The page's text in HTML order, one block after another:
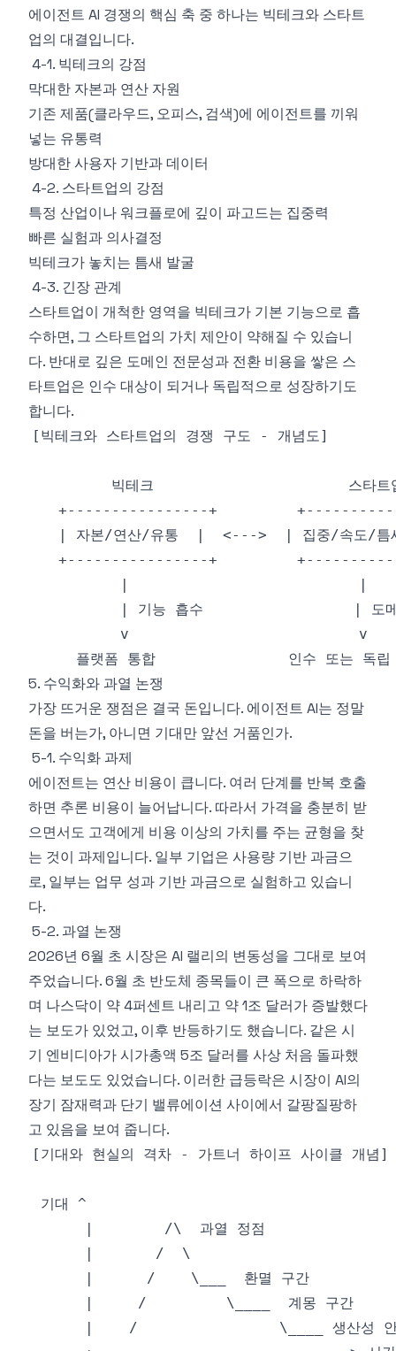
에이전트 AI 경쟁의 핵심 축 중 하나는 빅테크와 스타트
업의 대결입니다.
4-1. 빅테크의 강점
막대한 자본과 연산 자원
기존 제품(클라우드, 오피스, 검색)에 에이전트를 끼워
넣는 유통력
방대한 사용자 기반과 데이터
4-2. 스타트업의 강점
특정 산업이나 워크플로에 깊이 파고드는 집중력
빠른 실험과 의사결정
빅테크가 놓치는 틈새 발굴
4-3. 긴장 관계
스타트업이 개척한 영역을 빅테크가 기본 기능으로 흡
수하면, 그 스타트업의 가치 제안이 약해질 수 있습니
다. 반대로 깊은 도메인 전문성과 전환 비용을 쌓은 스
타트업은 인수 대상이 되거나 독립적으로 성장하기도
합니다.
5. 수익화와 과열 논쟁
가장 뜨거운 쟁점은 결국 돈입니다. 에이전트 AI는 정말
돈을 버는가, 아니면 기대만 앞선 거품인가.
5-1. 수익화 과제
에이전트는 연산 비용이 큽니다. 여러 단계를 반복 호출
하면 추론 비용이 늘어납니다. 따라서 가격을 충분히 받
으면서도 고객에게 비용 이상의 가치를 주는 균형을 찾
는 것이 과제입니다. 일부 기업은 사용량 기반 과금으
로, 일부는 업무 성과 기반 과금으로 실험하고 있습니
다.
5-2. 과열 논쟁
2026년 6월 초 시장은 AI 랠리의 변동성을 그대로 보여
주었습니다. 6월 초 반도체 종목들이 큰 폭으로 하락하
며 나스닥이 약 4퍼센트 내리고 약 1조 달러가 증발했다
는 보도가 있었고, 이후 반등하기도 했습니다. 같은 시
기 엔비디아가 시가총액 5조 달러를 사상 처음 돌파했
다는 보도도 있었습니다. 이러한 급등락은 시장이 AI의
장기 잠재력과 단기 밸류에이션 사이에서 갈팡질팡하
고 있음을 보여 줍니다.